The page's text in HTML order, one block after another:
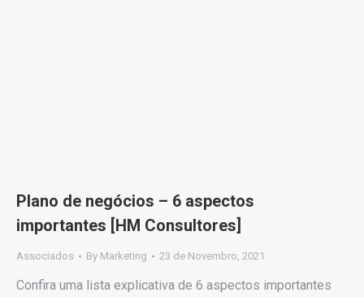
Plano de negócios – 6 aspectos
importantes [HM Consultores]
Associados By Marketing 23 de Novembro, 2021
Confira uma lista explicativa de 6 aspectos importantes